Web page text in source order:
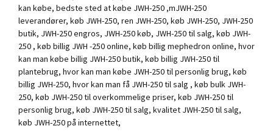
kan købe, bedste sted at købe JWH-250 ,mJWH-250
leverandører, køb JWH-250, ren JWH-250, køb JWH-250, JWH-250
butik, JWH-250 engros, JWH-250 køb, JWH-250 til salg, køb JWH-
250 , køb billig JWH -250 online, køb billig mephedron online, hvor
kan man købe billig JWH-250 butik, køb billig JWH-250 til
plantebrug, hvor kan man købe JWH-250 til personlig brug, køb
billig JWH-250, hvor kan man få JWH-250 til salg , køb bulk JWH-
250, køb JWH-250 til overkommelige priser, køb JWH-250 til
personlig brug, køb JWH-250 til salg, kvalitet JWH-250 til salg,
køb JWH-250 på internettet,